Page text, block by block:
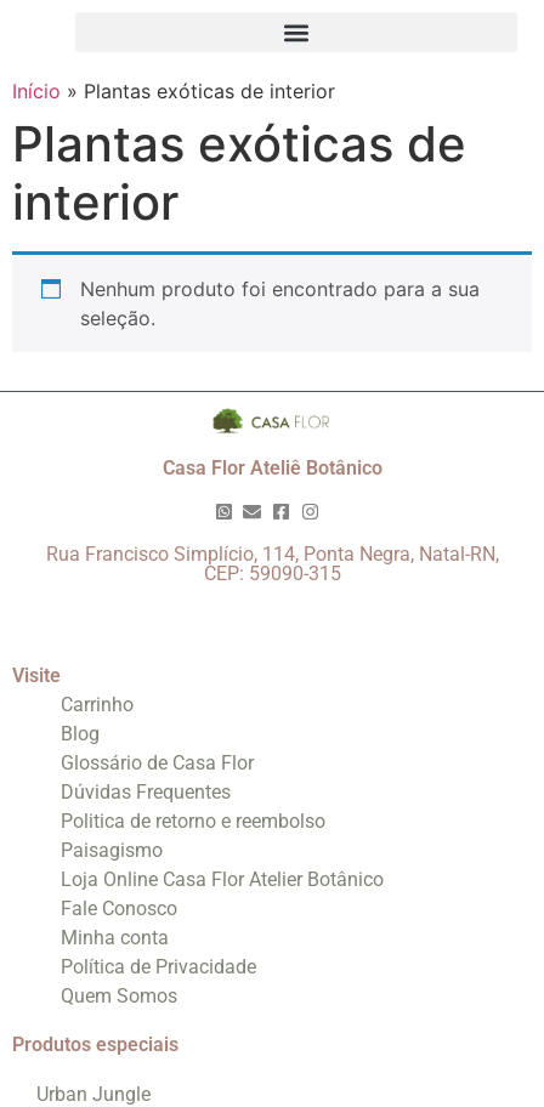
Início » Plantas exóticas de interior
Plantas exóticas de
interior
Nenhum produto foi encontrado para a sua
seleção.
Casa Flor Ateliê Botânico
Rua Francisco Simplício, 114, Ponta Negra, Natal-RN,
CEP: 59090-315
Visite
Carrinho
Blog
Glossário de Casa Flor
Dúvidas Frequentes
Politica de retorno e reembolso
Paisagismo
Loja Online Casa Flor Atelier Botânico
Fale Conosco
Minha conta
Política de Privacidade
Quem Somos
Produtos especiais
Urban Jungle